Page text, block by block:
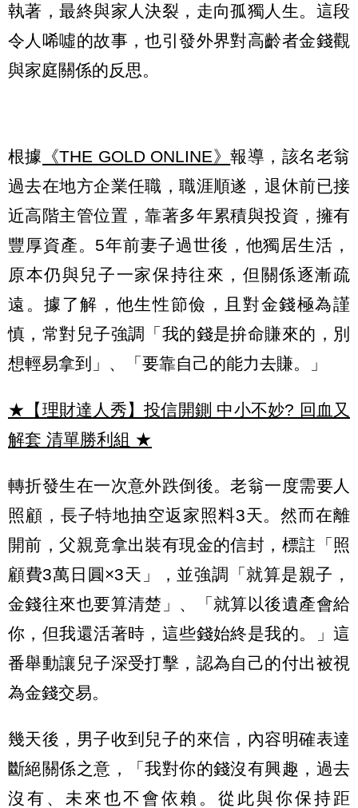
執著，最終與家人決裂，走向孤獨人生。這段
令人唏噓的故事，也引發外界對高齡者金錢觀
與家庭關係的反思。
根據 《THE GOLD ONLINE》報導，該名老翁
過去在地方企業任職，職涯順遂，退休前已接
近高階主管位置，靠著多年累積與投資，擁有
豐厚資產。5年前妻子過世後，他獨居生活，
原本仍與兒子一家保持往來，但關係逐漸疏
遠。據了解，他生性節儉，且對金錢極為謹
慎，常對兒子強調「我的錢是拚命賺來的，別
想輕易拿到」、「要靠自己的能力去賺。」
★【理財達人秀】投信開鍘 中小不妙? 回血又
解套 清單勝利組 ★
轉折發生在一次意外跌倒後。老翁一度需要人
照顧，長子特地抽空返家照料3天。然而在離
開前，父親竟拿出裝有現金的信封，標註「照
顧費3萬日圓×3天」，並強調「就算是親子，
金錢往來也要算清楚」、「就算以後遺產會給
你，但我還活著時，這些錢始終是我的。」這
番舉動讓兒子深受打擊，認為自己的付出被視
為金錢交易。
幾天後，男子收到兒子的來信，內容明確表達
斷絕關係之意，「我對你的錢沒有興趣，過去
沒有、未來也不會依賴。從此與你保持距